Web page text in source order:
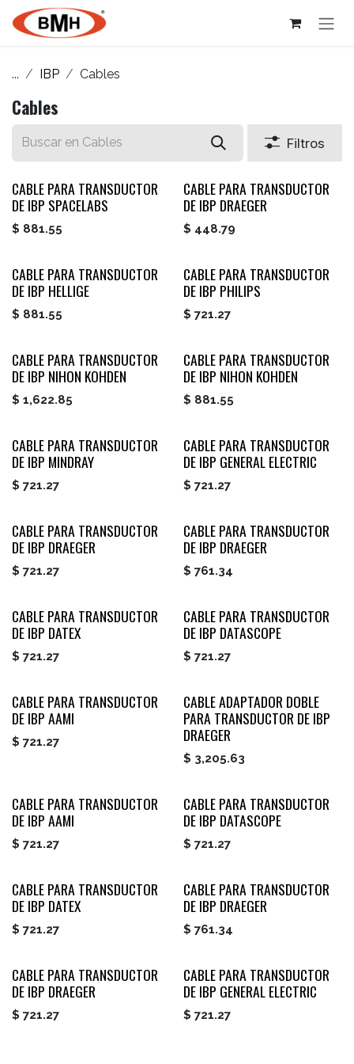
Ir al contenido
... IBP Cables
Cables
Filtros
CABLE PARA TRANSDUCTOR
DE IBP SPACELABS
$ 881.55
CABLE PARA TRANSDUCTOR
DE IBP DRAEGER
$ 448.79
CABLE PARA TRANSDUCTOR
DE IBP HELLIGE
$ 881.55
CABLE PARA TRANSDUCTOR
DE IBP PHILIPS
$ 721.27
CABLE PARA TRANSDUCTOR
DE IBP NIHON KOHDEN
$ 1,622.85
CABLE PARA TRANSDUCTOR
DE IBP NIHON KOHDEN
$ 881.55
CABLE PARA TRANSDUCTOR
DE IBP MINDRAY
$ 721.27
CABLE PARA TRANSDUCTOR
DE IBP GENERAL ELECTRIC
$ 721.27
CABLE PARA TRANSDUCTOR
DE IBP DRAEGER
$ 721.27
CABLE PARA TRANSDUCTOR
DE IBP DRAEGER
$ 761.34
CABLE PARA TRANSDUCTOR
DE IBP DATEX
$ 721.27
CABLE PARA TRANSDUCTOR
DE IBP DATASCOPE
$ 721.27
CABLE PARA TRANSDUCTOR
DE IBP AAMI
$ 721.27
CABLE ADAPTADOR DOBLE
PARA TRANSDUCTOR DE IBP
DRAEGER
$ 3,205.63
CABLE PARA TRANSDUCTOR
DE IBP AAMI
$ 721.27
CABLE PARA TRANSDUCTOR
DE IBP DATASCOPE
$ 721.27
CABLE PARA TRANSDUCTOR
DE IBP DATEX
$ 721.27
CABLE PARA TRANSDUCTOR
DE IBP DRAEGER
$ 761.34
CABLE PARA TRANSDUCTOR
DE IBP DRAEGER
$ 721.27
CABLE PARA TRANSDUCTOR
DE IBP GENERAL ELECTRIC
$ 721.27